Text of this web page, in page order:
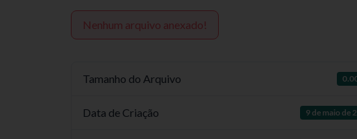
Nenhum arquivo anexado!
Tamanho do Arquivo
Data de Criação 9 de maio de